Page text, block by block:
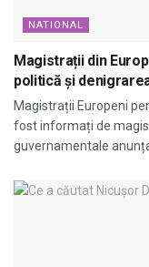
NATIONAL
Magistrații din
politică și
Magistrații Europeni
fost informați de
guvernamentale